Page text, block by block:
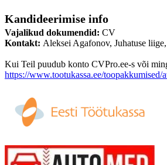
Kandideerimise info
Vajalikud dokumendid: CV
Kontakt: Aleksei Agafonov, Juhatuse
Kui Teil puudub konto CVPro.ee-s või
https://www.tootukassa.ee/toopakkumised/